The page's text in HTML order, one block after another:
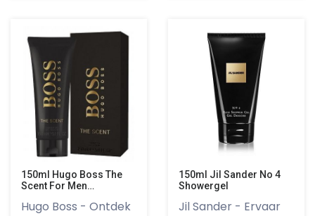
150ml Hugo Boss The
Scent For Men
Hugo Boss - Ontdek
150ml Jil Sander No 4
Showergel
Jil Sander - Ervaar